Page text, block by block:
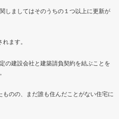
しましてはそのうちの１つ以上に更新が
ます。
の建設会社と建築請負契約を結ぶことを
のの、まだ誰も住んだことがない住宅に